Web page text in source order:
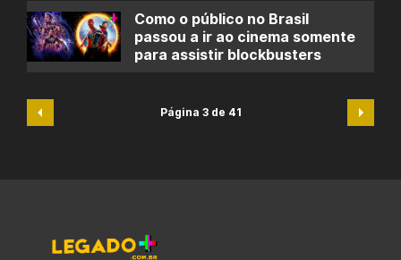
Como o público no Brasil
passou a ir ao cinema somente
para assistir blockbusters
Página 3 de 41